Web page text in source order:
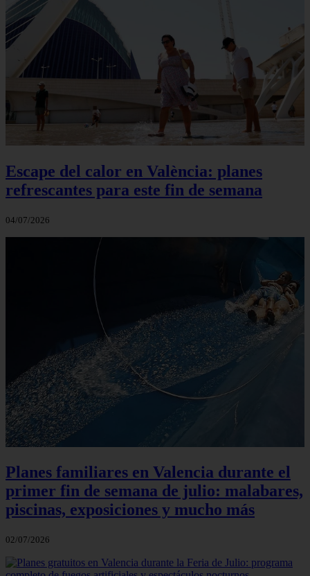
Escape del calor en València: planes
refrescantes para este fin de semana
04/07/2026
Planes familiares en Valencia durante el
primer fin de semana de julio: malabares,
piscinas, exposiciones y mucho más
02/07/2026